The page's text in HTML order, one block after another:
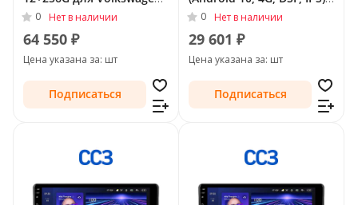
Tiguan I Рестайлинг 2011
- 2018 Тип-F2
0 Нет в наличии
64 550 ₽
Цена указана за: шт
Подписаться
для Volkswagen Tiguan I
Рестайлинг 2011 - 2018
Тип-F1
0 Нет в наличии
29 601 ₽
Цена указана за: шт
Подписаться